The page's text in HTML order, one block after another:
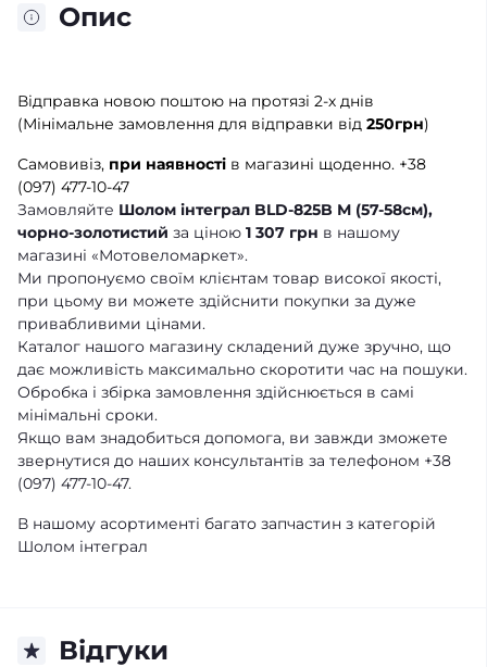
Опис
Відправка новою поштою на протязі 2-х днів
(Мінімальне замовлення для відправки від 250грн)
Самовивіз, при наявності в магазині щоденно. +38
(097) 477-10-47
Замовляйте Шолом інтеграл BLD-825B М (57-58см),
чорно-золотистий за ціною 1 307 грн в нашому
магазині «Мотовеломаркет».
Ми пропонуємо своїм клієнтам товар високої якості,
при цьому ви можете здійснити покупки за дуже
привабливими цінами.
Каталог нашого магазину складений дуже зручно, що
дає можливість максимально скоротити час на пошуки.
Обробка і збірка замовлення здійснюється в самі
мінімальні сроки.
Якщо вам знадобиться допомога, ви завжди зможете
звернутися до наших консультантів за телефоном +38
(097) 477-10-47.
В нашому асортименті багато запчастин з категорій
Шолом інтеграл
Відгуки